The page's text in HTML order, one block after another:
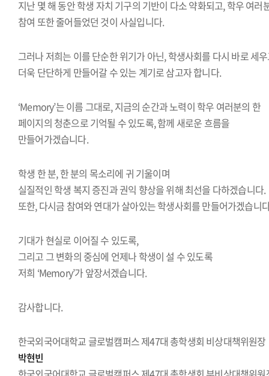
지난 몇 해 동안 학생 자치 기구의 기반이 다소 약화되고, 학우 여러
참여 또한 줄어들었던 것이 사실입니다.
그러나 저희는 이를 단순한 위기가 아닌, 학생사회를 다시 바로 세
더욱 단단하게 만들어갈 수 있는 계기로 삼고자 합니다.
‘Memory’는 이름 그대로, 지금의 순간과 노력이 학우 여러분의 한
페이지의 청춘으로 기억될 수 있도록, 함께 새로운 흐름을
만들어가겠습니다.
학생 한 분, 한 분의 목소리에 귀 기울이며
실질적인 학생 복지 증진과 권익 향상을 위해 최선을 다하겠습니다.
또한, 다시금 참여와 연대가 살아있는 학생사회를 만들어가겠습니
기대가 현실로 이어질 수 있도록,
그리고 그 변화의 중심에 언제나 학생이 설 수 있도록
저희 ‘Memory’가 앞장서겠습니다.
감사합니다.
한국외국어대학교 글로벌캠퍼스 제47대 총학생회 비상대책위원장
박현빈